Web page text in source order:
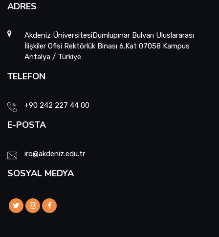
ADRES
Akdeniz ÜniversitesiDumlupınar Bulvarı Uluslararası
İlişkiler Ofisi Rektörlük Binası 6.Kat 07058 Kampus
Antalya / Türkiye
TELEFON
+90 242 227 44 00
E-POSTA
iro@akdeniz.edu.tr
SOSYAL MEDYA